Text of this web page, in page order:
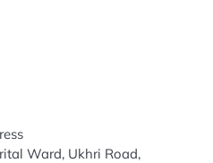
Ward, Ukhri Road,